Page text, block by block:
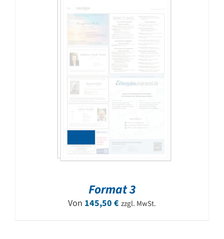
Format 3
Von 145,50 € zzgl. MwSt.